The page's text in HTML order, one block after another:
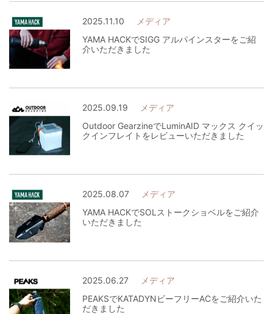
2025.11.10
メディア
YAMA HACKでSIGG アルパインスターをご紹
介いただきました
2025.09.19
メディア
Outdoor GearzineでLuminAID マックス クイッ
クインフレイトをレビューいただきました
2025.08.07
メディア
YAMA HACKでSOLストークショベルをご紹介
いただきました
2025.06.27
メディア
PEAKSでKATADYNビーフリーACをご紹介いた
だきました